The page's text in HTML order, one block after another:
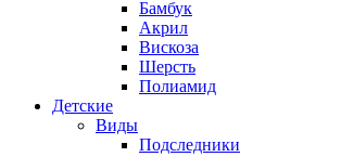
Бамбук
Акрил
Вискоза
Шерсть
Полиамид
Детские
Виды
Подследники